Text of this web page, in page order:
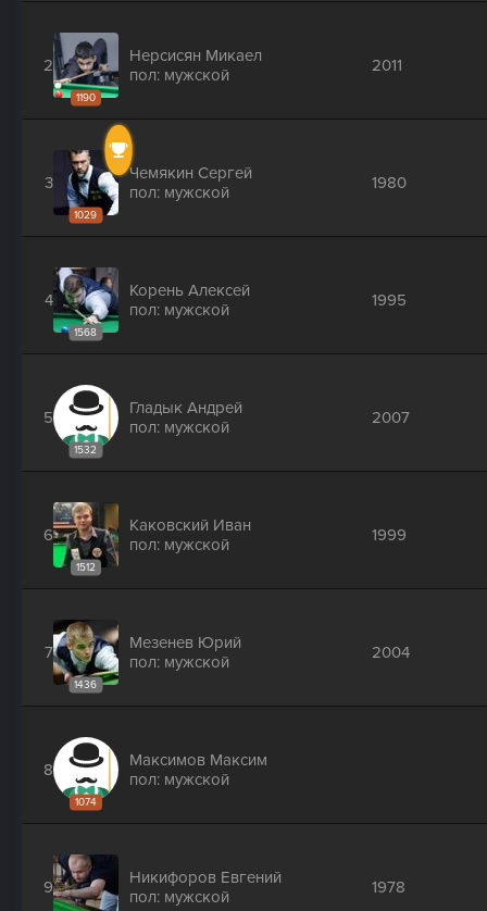
2
1190
Нерсисян Микаел
пол: мужской
2011
3
1029
Чемякин Сергей
пол: мужской
1980
4
1568
Корень Алексей
пол: мужской
1995
5
1532
Гладык Андрей
пол: мужской
2007
6
1512
Каковский Иван
пол: мужской
1999
7
1436
Мезенев Юрий
пол: мужской
2004
8
1074
Максимов Максим
пол: мужской
9
Никифоров Евгений
пол: мужской
1978